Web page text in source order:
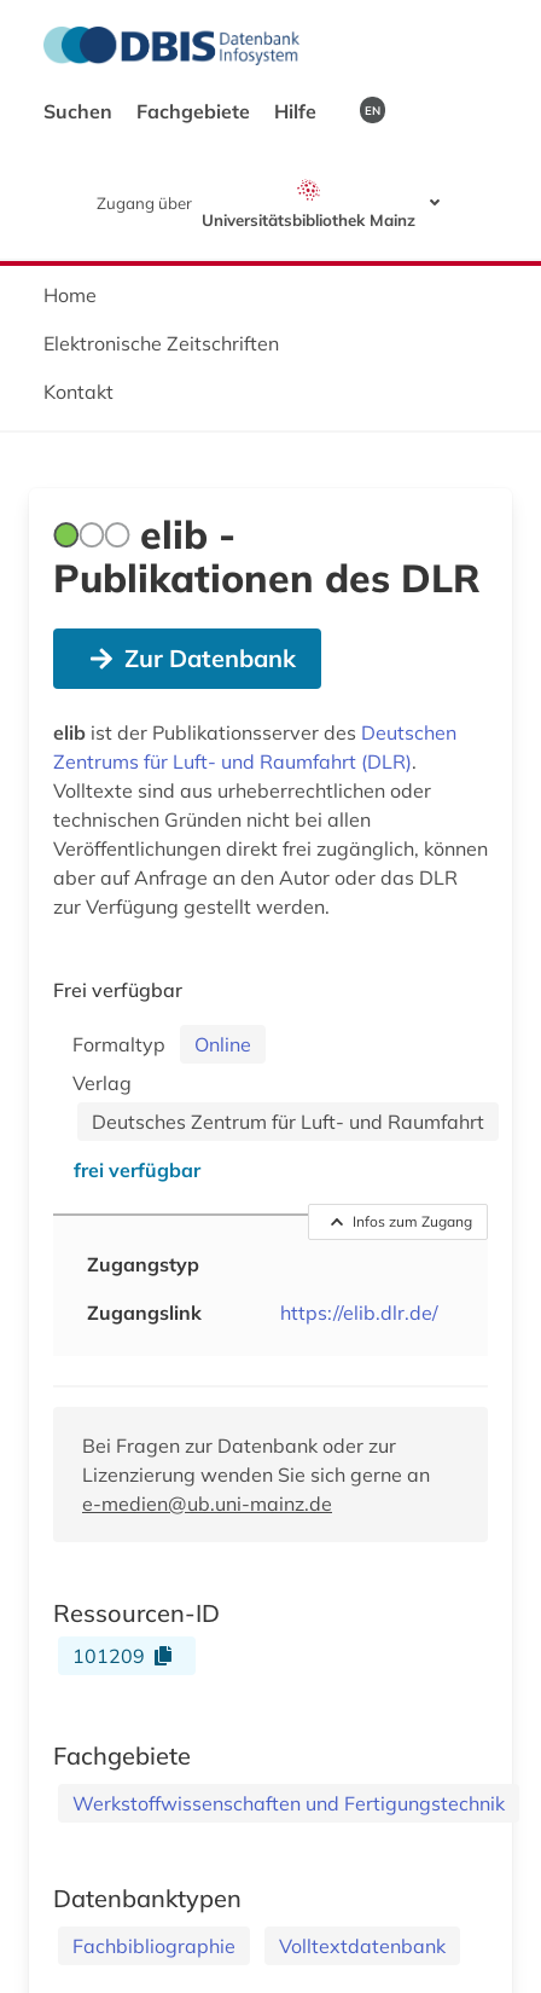
Suchen Fachgebiete Hilfe EN
Zugang über
Universitätsbibliothek Mainz
Home
Elektronische Zeitschriften
Kontakt
elib -
Publikationen des DLR
Zur Datenbank
elib ist der Publikationsserver des Deutschen
Zentrums für Luft- und Raumfahrt (DLR).
Volltexte sind aus urheberrechtlichen oder
technischen Gründen nicht bei allen
Veröffentlichungen direkt frei zugänglich, können
aber auf Anfrage an den Autor oder das DLR
zur Verfügung gestellt werden.
Frei verfügbar
Formaltyp
Online
Verlag
Deutsches Zentrum für Luft- und Raumfahrt
frei verfügbar
Infos zum Zugang
Zugangstyp
Zugangslink
https://elib.dlr.de/
Bei Fragen zur Datenbank oder zur
Lizenzierung wenden Sie sich gerne an
e-medien@ub.uni-mainz.de
Ressourcen-ID
101209
Fachgebiete
Werkstoffwissenschaften und Fertigungstechnik
Datenbanktypen
Fachbibliographie Volltextdatenbank